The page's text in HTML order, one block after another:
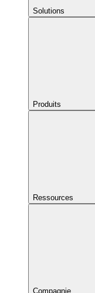
Solutions
Produits
Ressources
Compagnie